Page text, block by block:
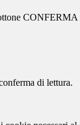
di lettura.